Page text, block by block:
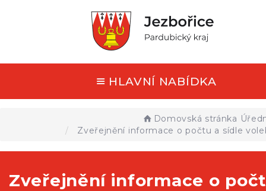
HLAVNÍ NABÍDKA
Domovská stránka
Zveřejnění informace o počtu a sídle
Zveřejnění informace o